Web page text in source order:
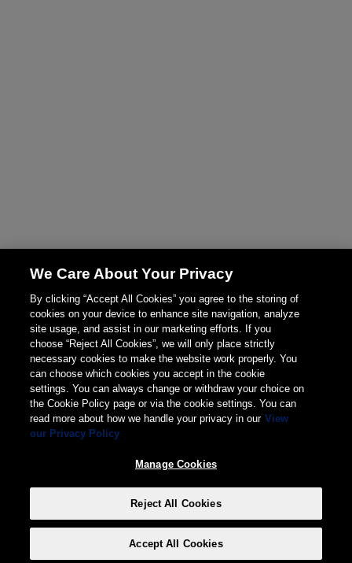
We Care About Your Privacy
By clicking “Accept All Cookies” you agree to the storing of
cookies on your device to enhance site navigation, analyze
site usage, and assist in our marketing efforts. If you
choose “Reject All Cookies”, we will only place strictly
necessary cookies to make the website work properly. You
can choose which cookies you accept in the cookie
settings. You can always change or withdraw your choice on
the Cookie Policy page or via the cookie settings. You can
read more about how we handle your privacy in our View
our Privacy Policy
Manage Cookies
Reject All Cookies
Accept All Cookies